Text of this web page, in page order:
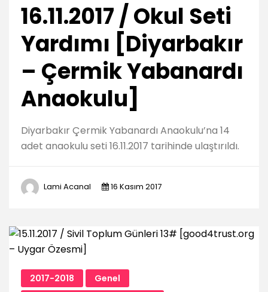
16.11.2017 / Okul Seti
Yardımı [Diyarbakır
– Çermik Yabanardı
Anaokulu]
Diyarbakır Çermik Yabanardı Anaokulu’na 14
adet anaokulu seti 16.11.2017 tarihinde ulaştırıldı.
Lami Acanal 16 Kasım 2017
2017-2018
Genel